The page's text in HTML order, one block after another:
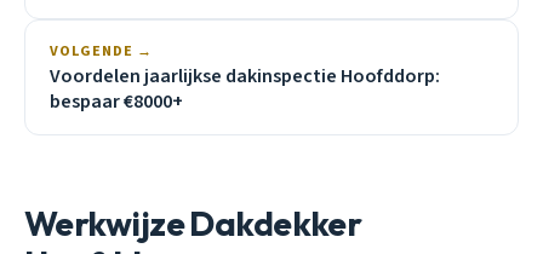
VOLGENDE →
Voordelen jaarlijkse dakinspectie Hoofddorp:
bespaar €8000+
Werkwijze Dakdekker